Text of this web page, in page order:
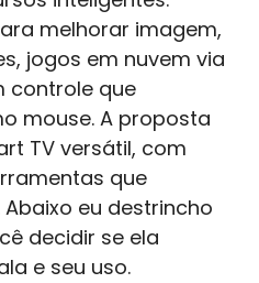
melhorar imagem,
jogos em nuvem via
controle que
mouse. A proposta
TV versátil, com
que
eu destrincho
decidir se ela
e seu uso.